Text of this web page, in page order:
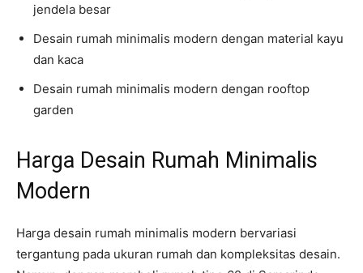
jendela besar
Desain rumah minimalis modern dengan material kayu
dan kaca
Desain rumah minimalis modern dengan rooftop
garden
Harga Desain Rumah Minimalis
Modern
Harga desain rumah minimalis modern bervariasi
tergantung pada ukuran rumah dan kompleksitas desain.